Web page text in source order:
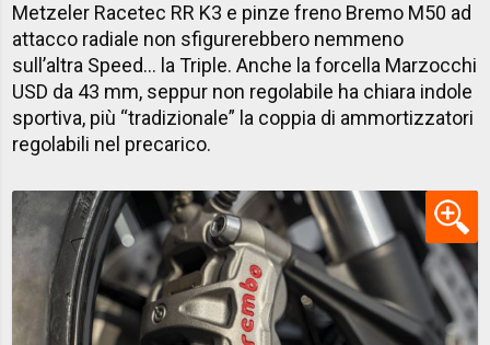
Metzeler Racetec RR K3 e pinze freno Bremo M50 ad
attacco radiale non sfigurerebbero nemmeno
sull’altra Speed… la Triple. Anche la forcella Marzocchi
USD da 43 mm, seppur non regolabile ha chiara indole
sportiva, più “tradizionale” la coppia di ammortizzatori
regolabili nel precarico.